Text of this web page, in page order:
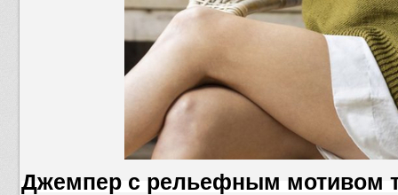
Джемпер с рельефным мотивом